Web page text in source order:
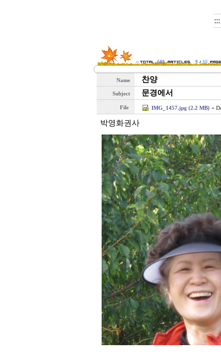
600 9 60
Name 찬양
Subject 문경에서
File IMG_1457.jpg (2.2 MB) -
박영화권사